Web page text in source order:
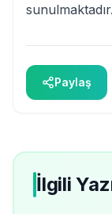
sunulmaktadır.
Paylaş
İlgili